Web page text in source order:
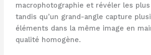
macrophotographie et révéler les
tandis qu’un grand-angle capture
éléments dans la même image en
qualité homogène.